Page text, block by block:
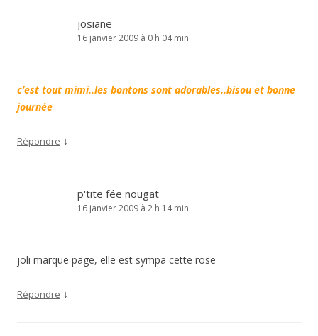
josiane
16 janvier 2009 à 0 h 04 min
c’est tout mimi..les bontons sont adorables..bisou et bonne
journée
Répondre ↓
p'tite fée nougat
16 janvier 2009 à 2 h 14 min
joli marque page, elle est sympa cette rose
Répondre ↓